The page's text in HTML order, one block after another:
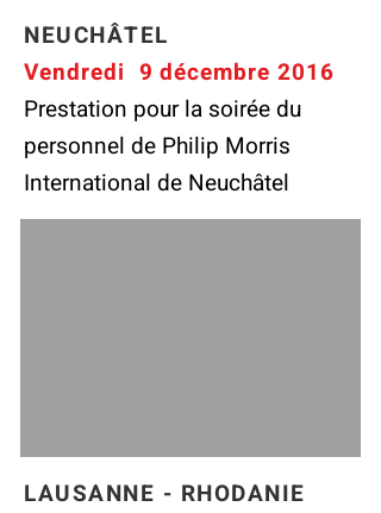
NEUCHÂTEL
Vendredi 9 décembre 2016
Prestation pour la soirée du
personnel de Philip Morris
International de Neuchâtel
LAUSANNE - RHODANIE